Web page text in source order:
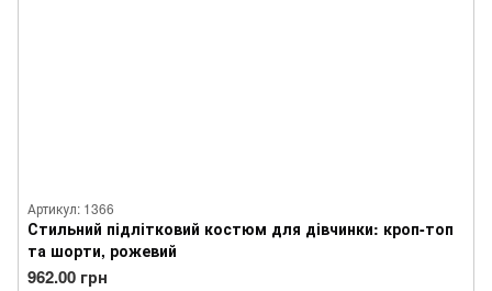
Артикул: 1366
Стильний підлітковий костюм для дівчинки: кроп-топ
та шорти, рожевий
962.00 грн